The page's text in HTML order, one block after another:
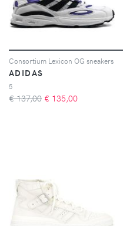
Consortium Lexicon OG sneakers
ADIDAS
5
€ 137,00 € 135,00